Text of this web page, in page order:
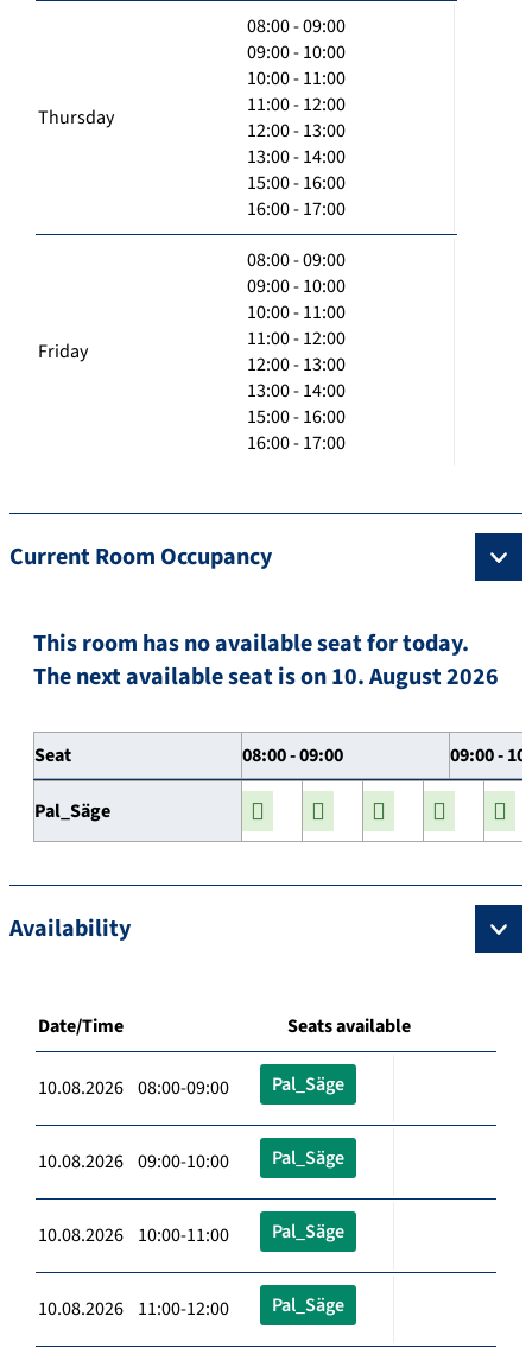
Thursday
08:00 - 09:00
09:00 - 10:00
10:00 - 11:00
11:00 - 12:00
12:00 - 13:00
13:00 - 14:00
15:00 - 16:00
16:00 - 17:00
Friday
08:00 - 09:00
09:00 - 10:00
10:00 - 11:00
11:00 - 12:00
12:00 - 13:00
13:00 - 14:00
15:00 - 16:00
16:00 - 17:00
Current Room Occupancy
This room has no available seat for today.
The next available seat is on 10. August 2026
Seat 08:00 - 09:00 09:00 -
Pal_Säge
Availability
Date/Time Seats available
10.08.2026 08:00-09:00 Pal_Säge
10.08.2026 09:00-10:00 Pal_Säge
10.08.2026 10:00-11:00 Pal_Säge
10.08.2026 11:00-12:00 Pal_Säge